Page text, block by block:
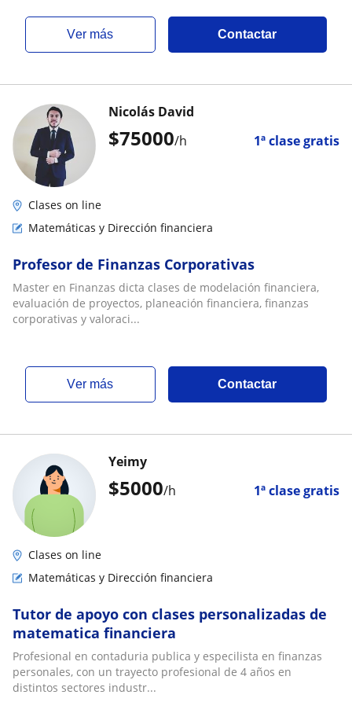
ver más Contactar
$75000/h 1ª clase gratis
Nicolás David
Clases on line
Matemáticas y Dirección financiera
Profesor de Finanzas Corporativas
Master en Finanzas dicta clases de modelación financiera,
evaluación de proyectos, planeación financiera, finanzas
corporativas y valoraci...
ver más Contactar
$5000/h 1ª clase gratis
Yeimy
Clases on line
Matemáticas y Dirección financiera
Tutor de apoyo con clases personalizadas de
matematica financiera
Profesional en contaduria publica y especilista en finanzas
personales, con un trayecto profesional de 4 años en
distintos sectores industr...